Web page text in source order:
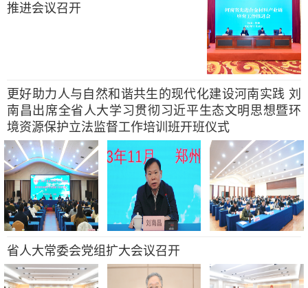
推进会议召开
更好助力人与自然和谐共生的现代化建设河南实践 刘
南昌出席全省人大学习贯彻习近平生态文明思想暨环
境资源保护立法监督工作培训班开班仪式
省人大常委会党组扩大会议召开